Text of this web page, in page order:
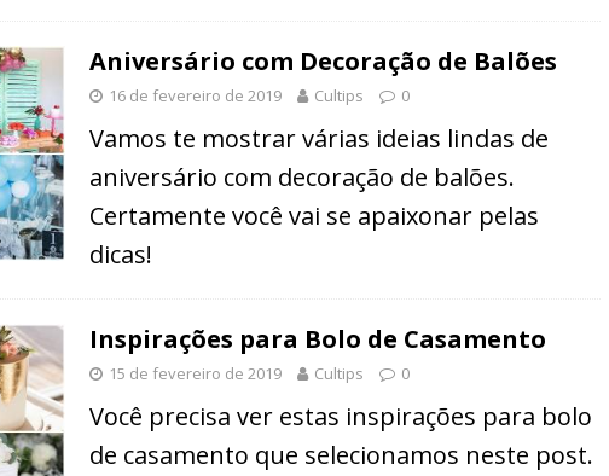
Aniversário com Decoração de Balões
16 de fevereiro de 2019 Cultips 0
Vamos te mostrar várias ideias lindas de
aniversário com decoração de balões.
Certamente você vai se apaixonar pelas
dicas!
Inspirações para Bolo de Casamento
15 de fevereiro de 2019 Cultips 0
Você precisa ver estas inspirações para bolo
de casamento que selecionamos neste post.